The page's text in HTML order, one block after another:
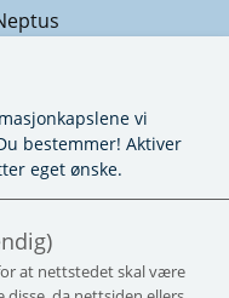
vi
bestemmer! Aktiver
eget ønske.
at nettstedet skal være